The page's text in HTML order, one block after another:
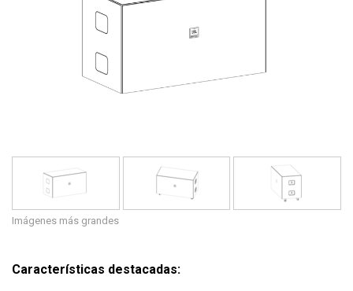
Imágenes más grandes
Características destacadas: